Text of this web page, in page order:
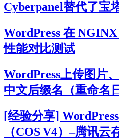
Cyberpanel替代了宝
WordPress 在
性能对比测试
WordPress上传图片
中文后缀名（重命名
[经验分享]
（COS V4）–腾讯云